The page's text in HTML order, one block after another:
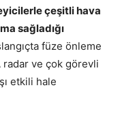
çeşitli hava
sağladığı
füze önleme
radar ve çok görevli
etkili hale